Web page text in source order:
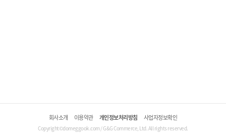
회사소개 이용약관 개인정보처리방침 사업자정보확인
Copyright©domeggook.com / G&G Commerce, Ltd. All rights reserved.